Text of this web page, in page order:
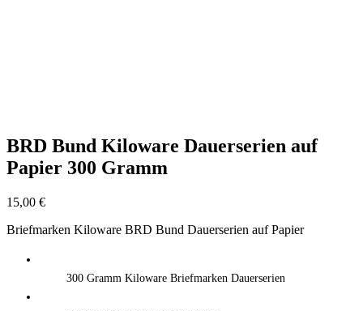
BRD Bund Kiloware Dauerserien auf
Papier 300 Gramm
15,00 €
Briefmarken Kiloware BRD Bund Dauerserien auf Papier
300 Gramm Kiloware Briefmarken Dauerserien